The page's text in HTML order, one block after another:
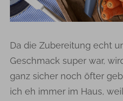
Da die Zubereitung echt
Geschmack super war,
ganz sicher noch öfter
ich eh immer im Haus,